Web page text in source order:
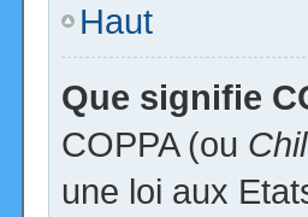
Haut
Que signifie
COPPA (ou
une loi aux